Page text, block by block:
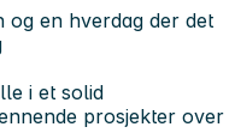
og en hverdag der det
i et solid
prosjekter over